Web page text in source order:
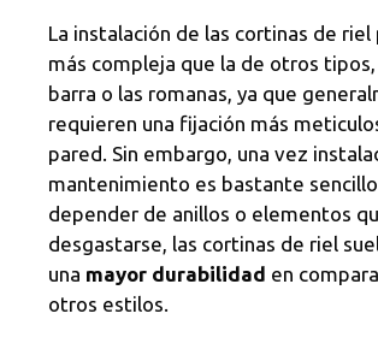
La instalación de las cortinas de riel
más compleja que la de otros
barra o las romanas, ya que
requieren una fijación más
pared. Sin embargo, una vez
mantenimiento es bastante
depender de anillos o elementos
desgastarse, las cortinas de riel
una mayor durabilidad en
otros estilos.